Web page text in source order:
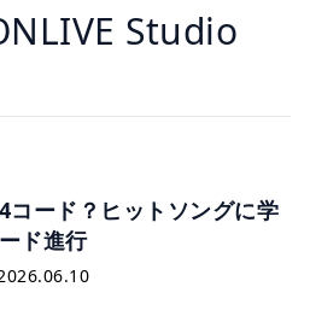
Studio
コード？ヒットソングに学
ド進行